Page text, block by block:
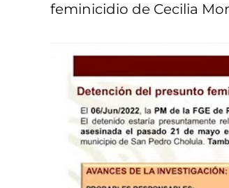
feminicidio de Cecilia